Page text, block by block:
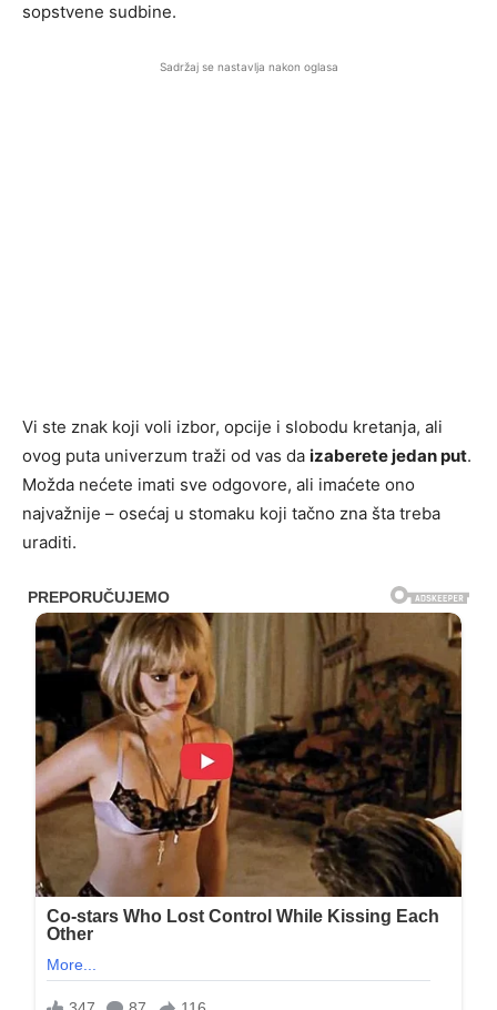
sopstvene sudbine.
Sadržaj se nastavlja nakon oglasa
Vi ste znak koji voli izbor, opcije i slobodu kretanja, ali
ovog puta univerzum traži od vas da izaberete jedan put.
Možda nećete imati sve odgovore, ali imaćete ono
najvažnije – osećaj u stomaku koji tačno zna šta treba
uraditi.